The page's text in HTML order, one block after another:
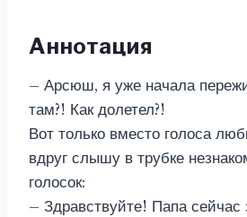
Аннотация
– Арсюш, я уже начала
там?! Как долетел?!
Вот только вместо голоса
вдруг слышу в трубке
голосок:
– Здравствуйте! Папа сейчас